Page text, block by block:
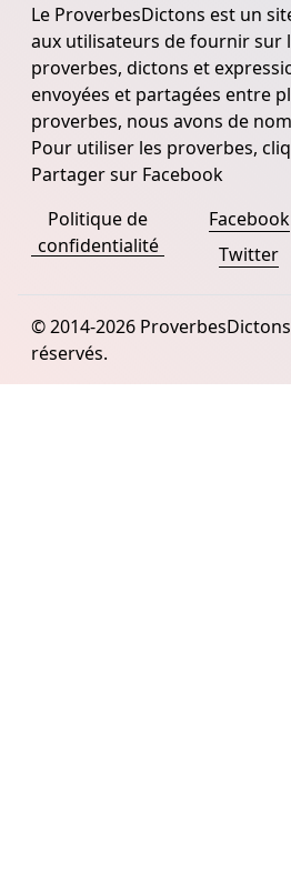
Le ProverbesDictons est un
aux utilisateurs de fournir sur
proverbes, dictons et
envoyées et partagées entre
proverbes, nous avons de
Pour utiliser les proverbes,
Partager sur Facebook
Politique de
confidentialité
Facebook
Twitter
© 2014-2026
réservés.